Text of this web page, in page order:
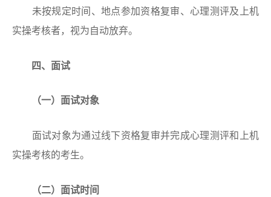
未按规定时间、地点参加资格复审、心理测评及上机
实操考核者，视为自动放弃。
四、面试
（一）面试对象
面试对象为通过线下资格复审并完成心理测评和上机
实操考核的考生。
（二）面试时间